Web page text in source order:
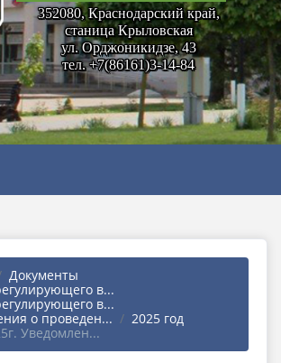
352080, Краснодарский край,
станица Крыловская
ул. Орджоникидзе, 43
тел. +7(86161)3-14-84
Документы
в...
в...
о проведен...
2025 год
Уведомлен...